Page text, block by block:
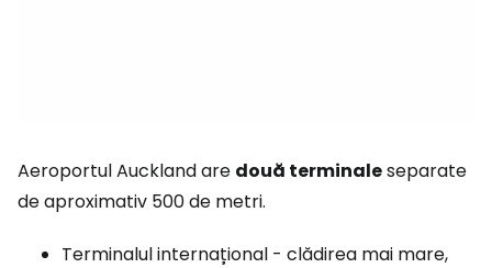
Aeroportul Auckland are două terminaleseparate
de aproximativ 500 de metri.
Terminalul internațional - clădirea mai mare,